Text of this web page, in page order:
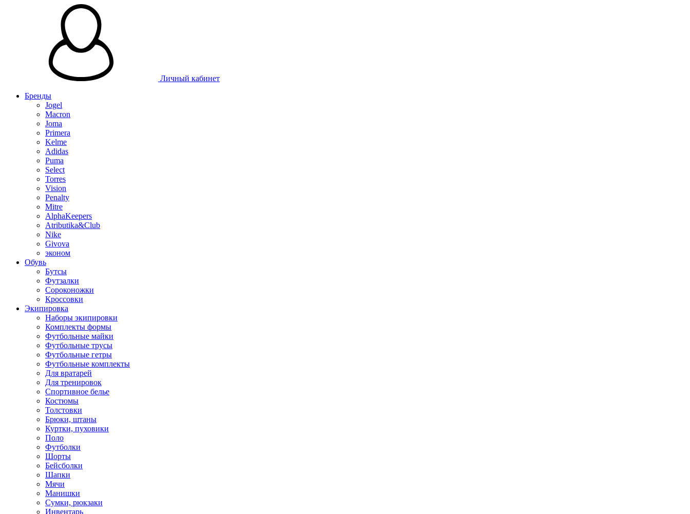
Личный кабинет
Бренды
Jogel
Macron
Joma
Primera
Kelme
Adidas
Puma
Select
Torres
Vision
Penalty
Mitre
AlphaKeepers
Atributika&Club
Nike
Givova
эконом
Обувь
Бутсы
Футзалки
Сороконожки
Кроссовки
Экипировка
Наборы экипировки
Комплекты формы
Футбольные майки
Футбольные трусы
Футбольные гетры
Футбольные комплекты
Для вратарей
Для тренировок
Спортивное белье
Костюмы
Толстовки
Брюки, штаны
Куртки, пуховики
Поло
Футболки
Шорты
Бейсболки
Шапки
Мячи
Манишки
Сумки, рюкзаки
Инвентарь